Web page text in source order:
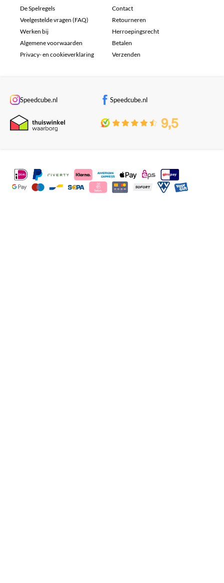
De Spelregels
Veelgestelde vragen (FAQ)
Werken bij
Algemene voorwaarden
Privacy- en cookieverklaring
Contact
Retourneren
Herroepingsrecht
Betalen
Verzenden
Speedcube.nl Speedcube.nl